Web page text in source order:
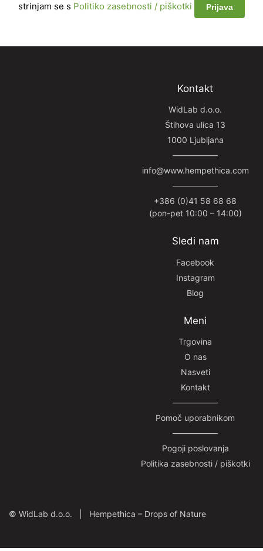
strinjam se s Politiko zasebnosti / piškotki
Kontakt
WidLab d.o.o.
Štihova ulica 13
1000 Ljubljana
—————–
info@www.hempethica.com
—————–
+386 (0)41 58 68 68
(pon-pet 10:00 – 14:00)
Sledi nam
Facebook
Instagram
Blog
Meni
Trgovina
O nas
Nasveti
Kontakt
—————–
Pomoč uporabnikom
—————–
Pogoji poslovanja
Politika zasebnosti / piškotki
© WidLab d.o.o. | Hempethica – Drops of Nature